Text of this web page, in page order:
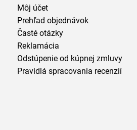
Môj účet
Prehľad objednávok
Časté otázky
Reklamácia
Odstúpenie od kúpnej zmluvy
Pravidlá spracovania recenzií